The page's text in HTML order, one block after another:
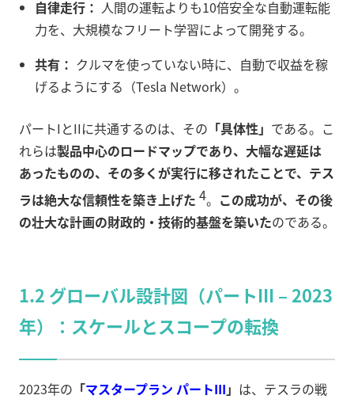
自律走行： 人間の運転よりも10倍安全な自動運転能
力を、大規模なフリート学習によって開発する。
共有： クルマを使っていない時に、自動で収益を稼
げるようにする（Tesla Network）。
パートIとIIに共通するのは、その 「具体性」 である。こ
れらは製品中心のロードマップであり、大幅な遅延は
あったものの、その多くが実行に移されたことで、テス
ラは絶大な信頼性を築き上げた 4。 この成功が、その後
の壮大な計画の財政的・技術的基盤を築いたのである。
1.2 グローバル設計図（パートIII – 2023
年）：スケールとスコープの転換
2023年の 「マスタープラン パートIII」 は、テスラの戦